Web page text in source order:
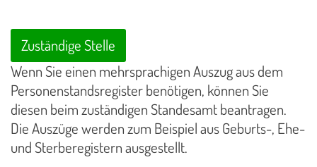
Zuständige Stelle
Wenn Sie einen mehrsprachigen Auszug aus dem
Personenstandsregister benötigen, können Sie
diesen beim zuständigen Standesamt beantragen.
Die Auszüge werden zum Beispiel aus Geburts-, Ehe-
und Sterberegistern ausgestellt.